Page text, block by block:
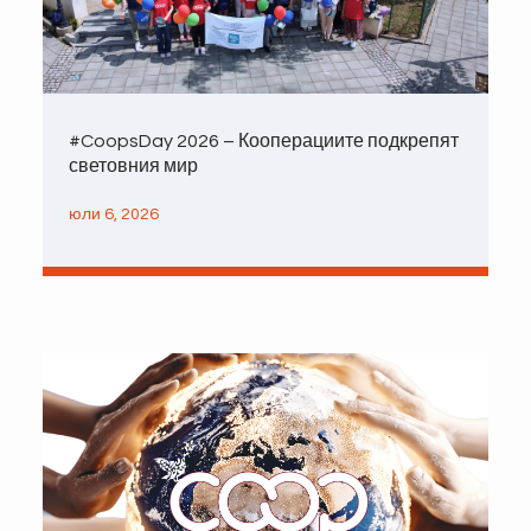
#CoopsDay 2026 – Кооперациите подкрепят
световния мир
юли 6, 2026